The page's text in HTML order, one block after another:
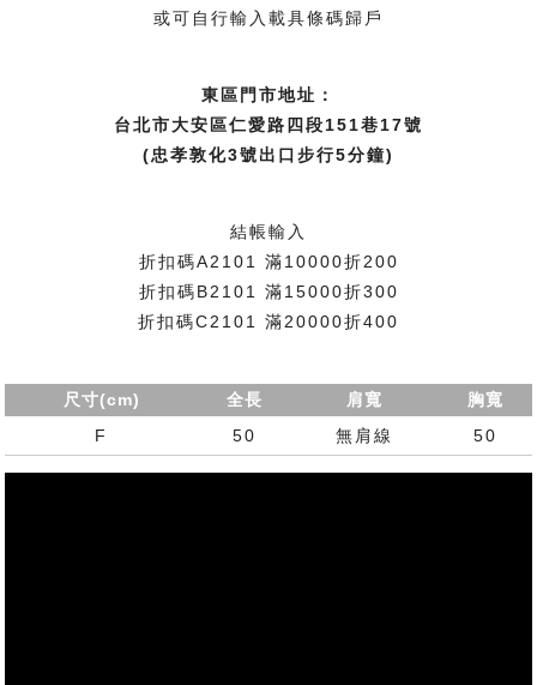
或可自行輸入載具條碼歸戶
東區門市地址：
台北市大安區仁愛路四段151巷17號
(忠孝敦化3號出口步行5分鐘)
結帳輸入
折扣碼A2101 滿10000折200
折扣碼B2101 滿15000折300
折扣碼C2101 滿20000折400
尺寸(cm) 全長 肩寬
胸寬
F
50 無肩線 50